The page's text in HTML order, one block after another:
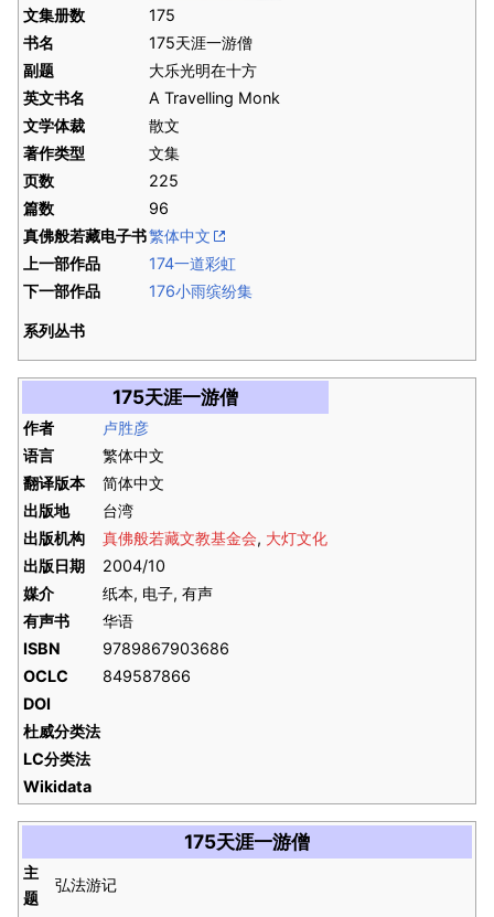
文集册数
175
书名
175天涯一游僧
副题
大乐光明在十方
英文书名
A Travelling Monk
文学体裁
散文
著作类型
文集
页数
225
篇数
96
真佛般若藏电子书繁体中文
上一部作品
174一道彩虹
下一部作品
176小雨缤纷集
系列丛书
175天涯一游僧
作者
卢胜彦
语言
繁体中文
翻译版本
简体中文
出版地
台湾
出版机构
真佛般若藏文教基金会, 大灯文化
出版日期
2004/10
媒介
纸本, 电子, 有声
有声书
华语
ISBN
9789867903686
OCLC
849587866
DOI
杜威分类法
LC分类法
Wikidata
175天涯一游僧
主
题
弘法游记